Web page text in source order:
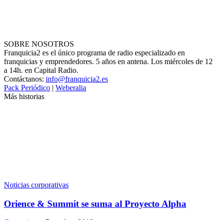
SOBRE NOSOTROS
Franquicia2 es el único programa de radio especializado en
franquicias y emprendedores. 5 años en antena. Los miércoles de 12
a 14h. en Capital Radio.
Contáctanos: info@franquicia2.es
Pack Periódico | Weberalia
Más historias
Noticias corporativas
Orience & Summit se suma al Proyecto Alpha